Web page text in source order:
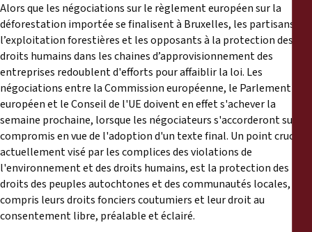
Alors que les négociations sur le règlement européen sur la
déforestation importée se finalisent à Bruxelles, les partisans de
l’exploitation forestières et les opposants à la protection des
droits humains dans les chaines d’approvisionnement des
entreprises redoublent d'efforts pour affaiblir la loi. Les
négociations entre la Commission européenne, le Parlement
européen et le Conseil de l'UE doivent en effet s'achever la
semaine prochaine, lorsque les négociateurs s'accorderont sur un
compromis en vue de l'adoption d'un texte final. Un point crucial
actuellement visé par les complices des violations de
l'environnement et des droits humains, est la protection des
droits des peuples autochtones et des communautés locales, y
compris leurs droits fonciers coutumiers et leur droit au
consentement libre, préalable et éclairé.